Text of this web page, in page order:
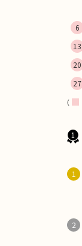
6
13
20
27
(
1
2